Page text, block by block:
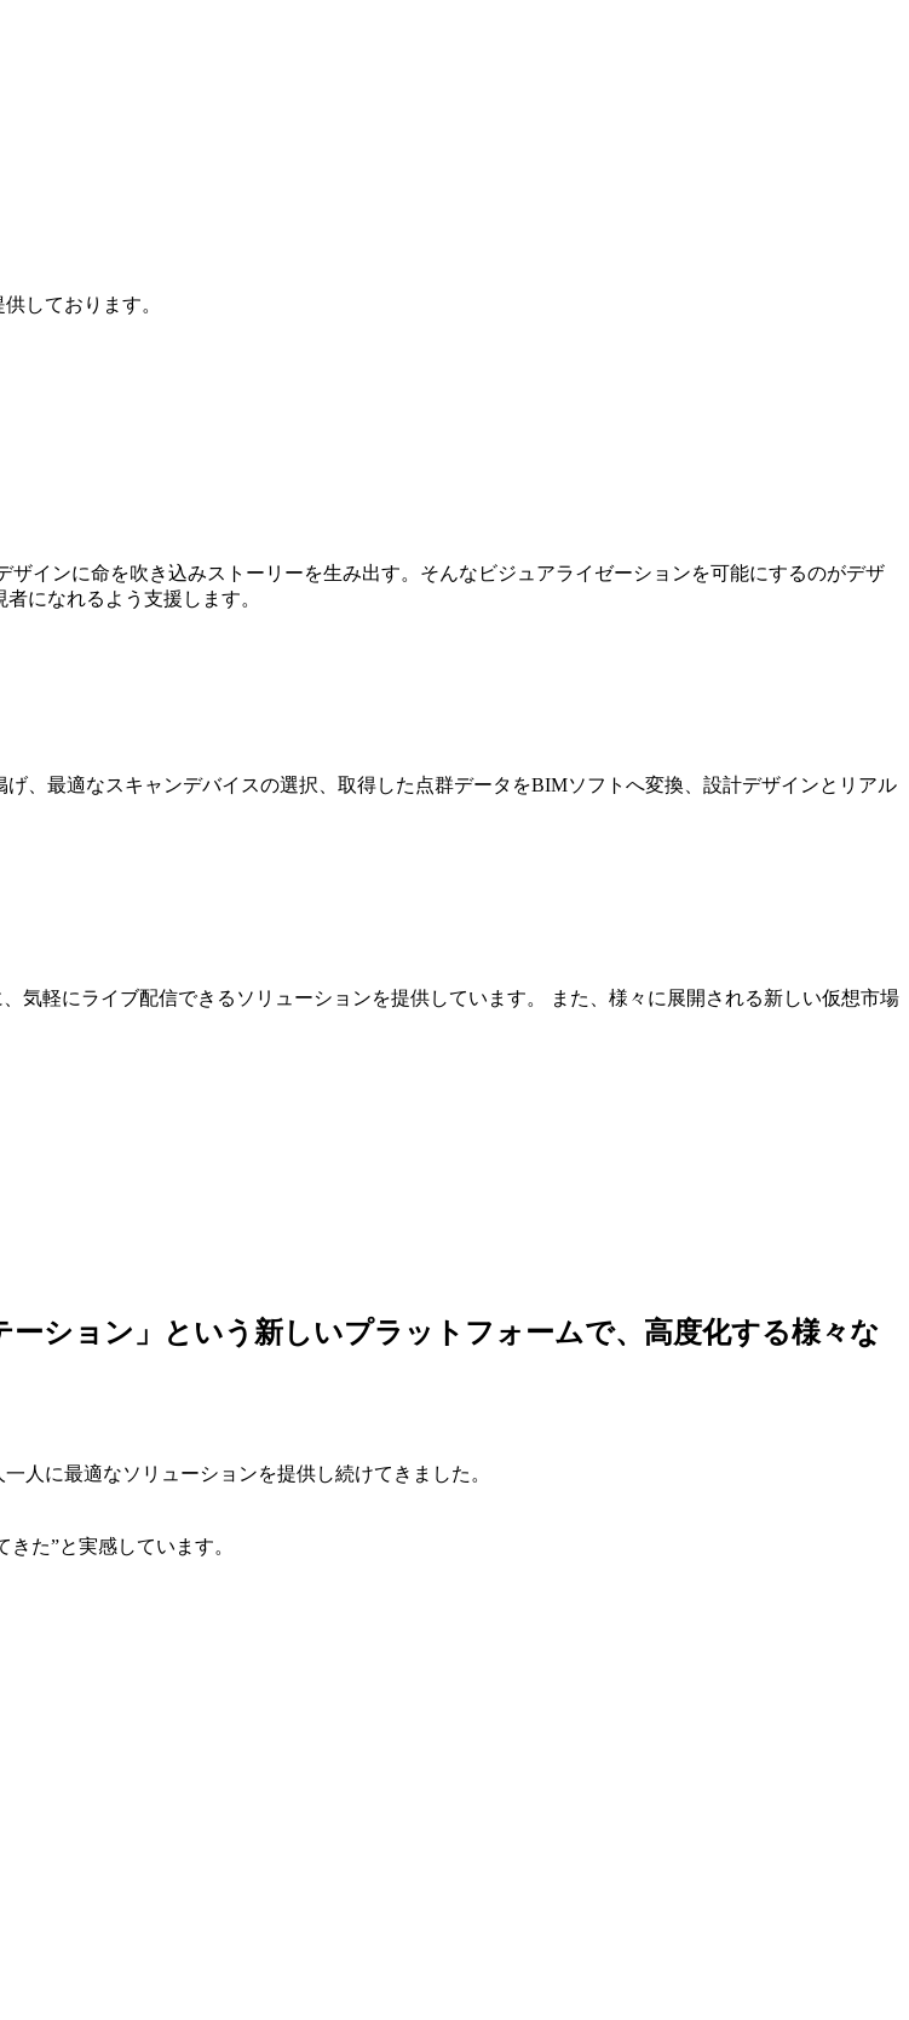
しております。
インに命を吹き込みストーリーを生み出す。そんなビジュアライゼーションを可能にするのがデザ
になれるよう支援します。
、最適なスキャンデバイスの選択、取得した点群データをBIMソフトへ変換、設計デザインとリアル
軽にライブ配信できるソリューションを提供しています。 また、様々に展開される新しい仮想市場
ション」という新しいプラットフォームで、高度化する様々な
人に最適なソリューションを提供し続けてきました。
た”と実感しています。